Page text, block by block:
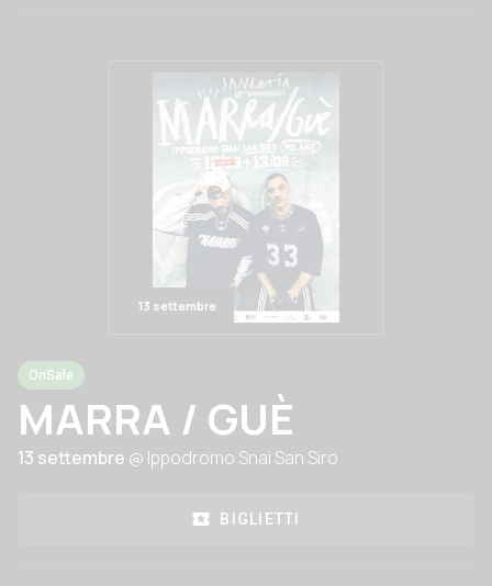
13 settembre
OnSale
MARRA / GUÈ
13 settembre @ Ippodromo Snai San Siro
BIGLIETTI